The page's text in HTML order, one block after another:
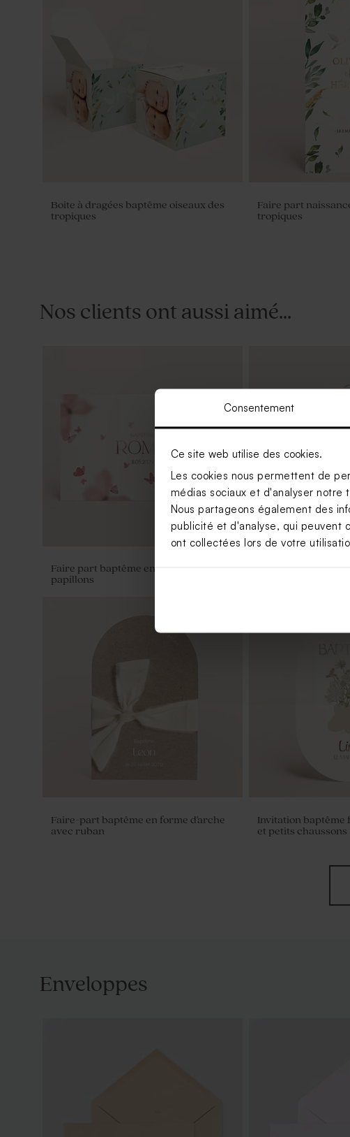
Consentement
Ce site web utilise des cookies.
Les cookies nous permettent de
médias sociaux et d'analyser notre
Nous partageons également des
publicité et d'analyse, qui peuvent
ont collectées lors de votre
Boite à dragées baptême oiseaux des
tropiques
Faire part
tropiques
Nos clients ont aussi aimé...
Faire part baptême envolée de
papillons
Faire-part baptême en forme d'arche
avec ruban
Invitation baptême
et petits chaussons
Enveloppes